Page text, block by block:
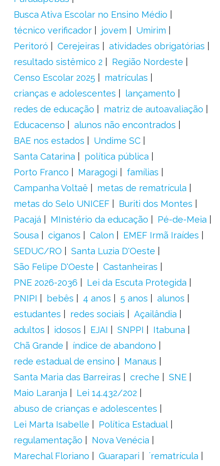
Busca Ativa Escolar no Ensino Médio
técnico verificador
jovem
Umirim
Peritoró
Cerejeiras
atividades obrigatórias
resultado sistêmico 2
Região Nordeste
Censo Escolar 2025
matrículas
crianças e adolescentes
lançamento
redes de educação
matriz de autoavaliação
Educacenso
alunos não encontrados
BAE nos estados
Undime SC
Santa Catarina
política pública
Porto Franco
Maragogi
famílias
Campanha Voltaê
metas de rematrícula
metas do Selo UNICEF
Buriti dos Montes
Pacajá
MInistério da educação
Pé-de-Meia
Sousa
ciganos Calon
EMEF Irmã Iraídes
SEDUC/RO
Santa Luzia D'Oeste
São Felipe D'Oeste
Castanheiras
PNE 2026-2036
Lei da Escuta Protegida
PNIPI
bebês 4 anos 5 anos
alunos
estudantes
redes sociais
Açailândia
adultos
idosos EJAI SNPPI
Itabuna
Chã Grande
índice de abandono
rede estadual de ensino
Manaus
Santa Maria das Barreiras
creche
SNE
Maio Laranja
Lei 14.432/202
abuso de crianças e adolescentes
Lei Marta Isabelle
Política Estadual
regulamentação
Nova Venécia
Marechal Floriano
Guarapari
´rematrícula